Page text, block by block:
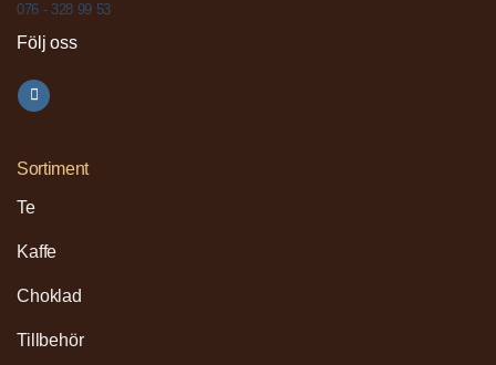
076 - 328 99 53
Följ oss
Sortiment
Te
Kaffe
Choklad
Tillbehör